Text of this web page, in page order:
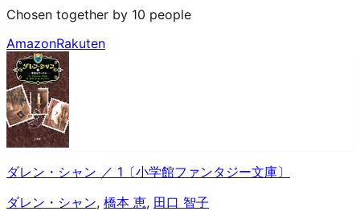
Chosen together by 10 people
AmazonRakuten
ダレン・シャン ／ 1〔小学館ファンタジー文庫〕
ダレン・シャン, 橋本 恵, 田口 智子